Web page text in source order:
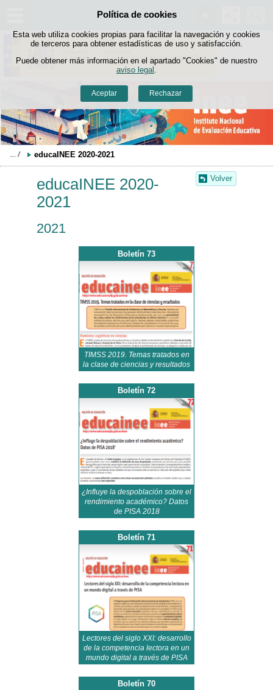
Política de cookies
Esta web utiliza cookies propias para facilitar la navegación y cookies
de terceros para obtener estadísticas de uso y satisfacción.
Puede obtener más información en el apartado "Cookies" de nuestro
aviso legal
Aceptar Rechazar
Saltar al contenido
educaINEE 2020-2021
Volver
educaINEE 2020-
2021
2021
Boletín 73
TIMSS 2019. Temas tratados en
la clase de ciencias y resultados
Boletín 72
¿Influye la despoblación sobre el
rendimiento académico? Datos
de PISA 2018
Boletín 71
Lectores del siglo XXI: desarrollo
de la competencia lectora en un
mundo digital a través de PISA
Boletín 70